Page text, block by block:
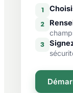
1
2
3